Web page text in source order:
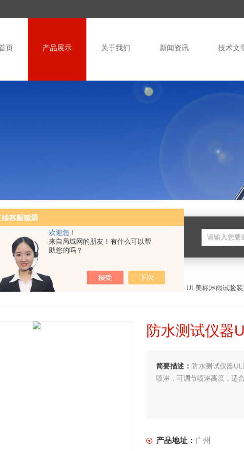
欢迎您！
来自局域网的朋友！有什么可以帮
助您的吗？
页 产品展示 关于我们 新闻资讯 技术文
> UL美标淋雨试验装
防水测试仪器
简要描述： 防水测试仪器
喷淋，可调节喷淋高度，适
产品地址： 广州